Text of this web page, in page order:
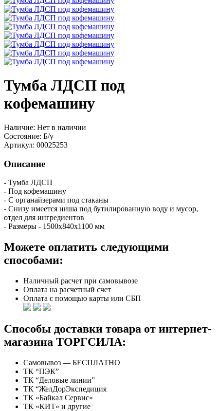
Тумба ЛДСП под
кофемашину
Наличие: Нет в наличии
Состояние: Б/у
Артикул: 00025253
Описание
- Тумба ЛДСП
- Под кофемашину
- С органайзерами под стаканы
- Снизу имеется ниша под бутилированную воду и мусор,
отдел для ингредиентов
- Размеры - 1500х840х1100 мм
Можете оплатить следующими
способами:
Наличный расчет при самовывозе
Оплата на расчетный счет
Оплата с помощью карты или СБП
Способы доставки товара от интернет-
магазина ТОРГСИЛА:
Самовывоз — БЕСПЛАТНО
ТК “ПЭК”
ТК “Деловые линии”
ТК “ЖелДорЭкспедиция
ТК «Байкал Сервис»
ТК «КИТ» и другие